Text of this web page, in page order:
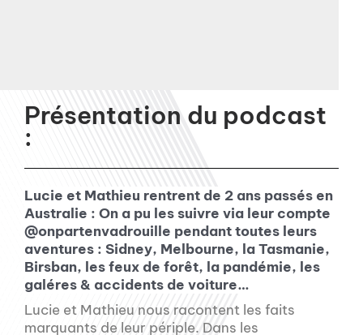
Présentation du podcast
:
Lucie et Mathieu rentrent de 2 ans passés en
Australie : On a pu les suivre via leur compte
@onpartenvadrouille pendant toutes leurs
aventures : Sidney, Melbourne, la Tasmanie,
Birsban, les feux de forêt, la pandémie, les
galéres & accidents de voiture…
Lucie et Mathieu nous racontent les faits
marquants de leur périple. Dans les